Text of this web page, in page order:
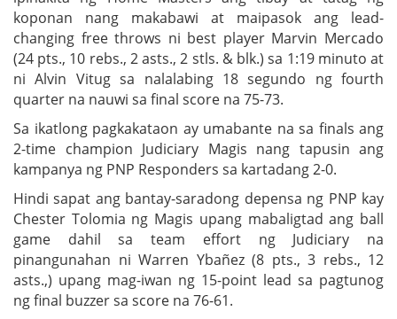
koponan nang makabawi at maipasok ang lead-
changing free throws ni best player Marvin Mercado
(24 pts., 10 rebs., 2 asts., 2 stls. & blk.) sa 1:19 minuto at
ni Alvin Vitug sa nalalabing 18 segundo ng fourth
quarter na nauwi sa final score na 75-73.
Sa ikatlong pagkakataon ay umabante na sa finals ang
2-time champion Judiciary Magis nang tapusin ang
kampanya ng PNP Responders sa kartadang 2-0.
Hindi sapat ang bantay-saradong depensa ng PNP kay
Chester Tolomia ng Magis upang mabaligtad ang ball
game dahil sa team effort ng Judiciary na
pinangunahan ni Warren Ybañez (8 pts., 3 rebs., 12
asts.,) upang mag-iwan ng 15-point lead sa pagtunog
ng final buzzer sa score na 76-61.